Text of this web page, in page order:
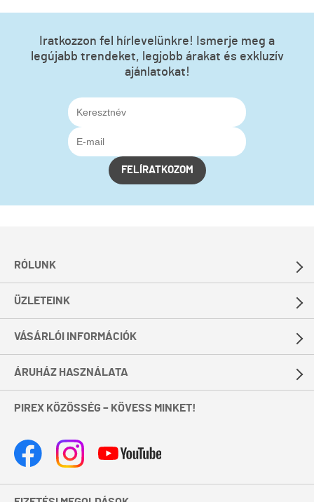
Iratkozzon fel hírlevelünkre! Ismerje meg a
legújabb trendeket, legjobb árakat és exkluzív
ajánlatokat!
FELÍRATKOZOM
RÓLUNK
ÜZLETEINK
VÁSÁRLÓI INFORMÁCIÓK
ÁRUHÁZ HASZNÁLATA
PIREX KÖZÖSSÉG – KÖVESS MINKET!